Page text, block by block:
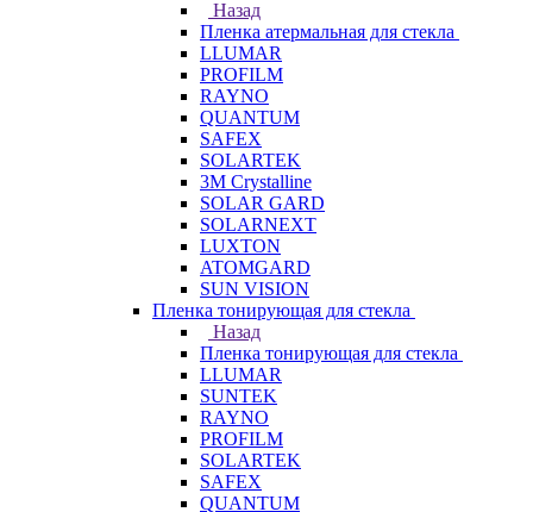
Назад
Пленка атермальная для стекла
LLUMAR
PROFILM
RAYNO
QUANTUM
SAFEX
SOLARTEK
3M Crystalline
SOLAR GARD
SOLARNEXT
LUXTON
ATOMGARD
SUN VISION
Пленка тонирующая для стекла
Назад
Пленка тонирующая для стекла
LLUMAR
SUNTEK
RAYNO
PROFILM
SOLARTEK
SAFEX
QUANTUM